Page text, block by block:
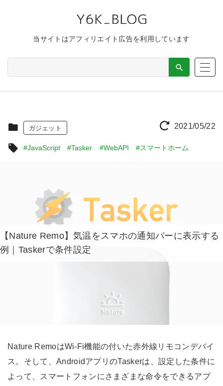
当サイトはアフィリエイト広告を利用しています
2021/05/22
ガジェット
#JavaScript #Tasker #WebAPI #スマートホーム
【Nature Remo】気温をスマホの通知バーに表示する
例｜Taskerで条件設定
Nature RemoはWi-Fi機能の付いた赤外線リモコンデバイ
ス。そして、AndroidアプリのTaskerは、設定した条件に
よって、スマートフォンにさまざまな命令をできるアプ